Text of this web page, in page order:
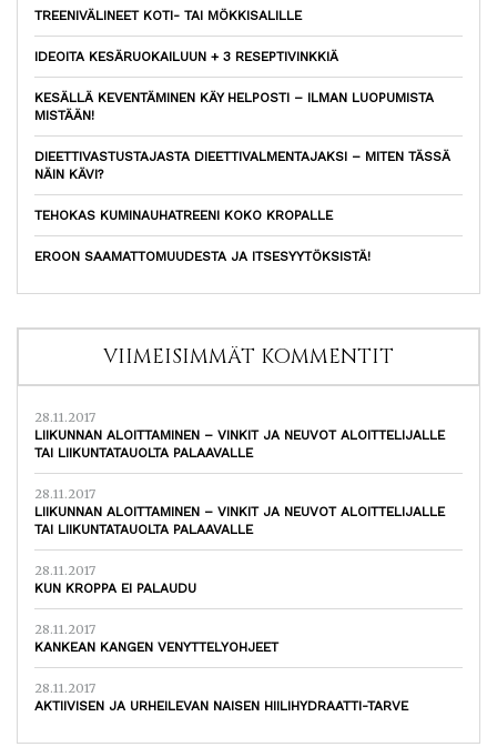
TREENIVÄLINEET KOTI- TAI MÖKKISALILLE
IDEOITA KESÄRUOKAILUUN + 3 RESEPTIVINKKIÄ
KESÄLLÄ KEVENTÄMINEN KÄY HELPOSTI – ILMAN LUOPUMISTA
MISTÄÄN!
DIEETTIVASTUSTAJASTA DIEETTIVALMENTAJAKSI – MITEN TÄSSÄ
NÄIN KÄVI?
TEHOKAS KUMINAUHATREENI KOKO KROPALLE
EROON SAAMATTOMUUDESTA JA ITSESYYTÖKSISTÄ!
VIIMEISIMMÄT KOMMENTIT
28.11.2017
LIIKUNNAN ALOITTAMINEN – VINKIT JA NEUVOT ALOITTELIJALLE
TAI LIIKUNTATAUOLTA PALAAVALLE
28.11.2017
LIIKUNNAN ALOITTAMINEN – VINKIT JA NEUVOT ALOITTELIJALLE
TAI LIIKUNTATAUOLTA PALAAVALLE
28.11.2017
KUN KROPPA EI PALAUDU
28.11.2017
KANKEAN KANGEN VENYTTELYOHJEET
28.11.2017
AKTIIVISEN JA URHEILEVAN NAISEN HIILIHYDRAATTI-TARVE